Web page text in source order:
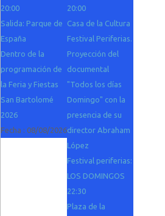
20:00
Salida: Parque de
España
Dentro de la
programación de
la Feria y Fiestas
San Bartolomé
2026
Fecha : 08/08/2026
20:00
Casa de la Cultura
Festival Periferias.
Proyección del
documental
"Todos los días
Domingo" con la
presencia de su
director Abraham
López
Festival periferias:
LOS DOMINGOS
22:30
Plaza de la